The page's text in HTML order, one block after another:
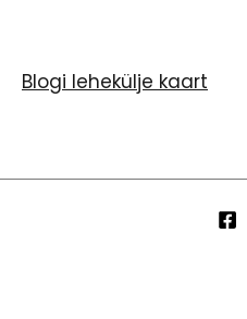
Blogi lehekülje kaart